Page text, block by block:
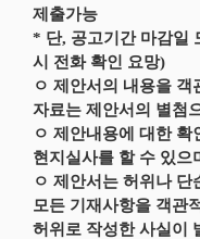
제출가능
* 단, 공고기간 마감일
시 전화 확인 요망)
ㅇ 제안서의 내용을 객
자료는 제안서의 별첨
ㅇ 제안내용에 대한
현지실사를 할 수 있으
ㅇ 제안서는 허위나
모든 기재사항을 객관
허위로 작성한 사실이